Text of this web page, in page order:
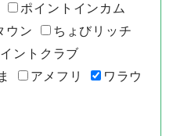
ポイントインカム
ウン
ちょびリッチ
ントクラブ
アメフリ ワラウ